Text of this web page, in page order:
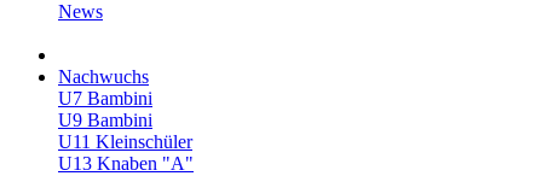
News
Nachwuchs
U7 Bambini
U9 Bambini
U11 Kleinschüler
U13 Knaben "A"